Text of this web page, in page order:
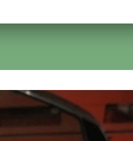
Accettato Ma La Spedizione